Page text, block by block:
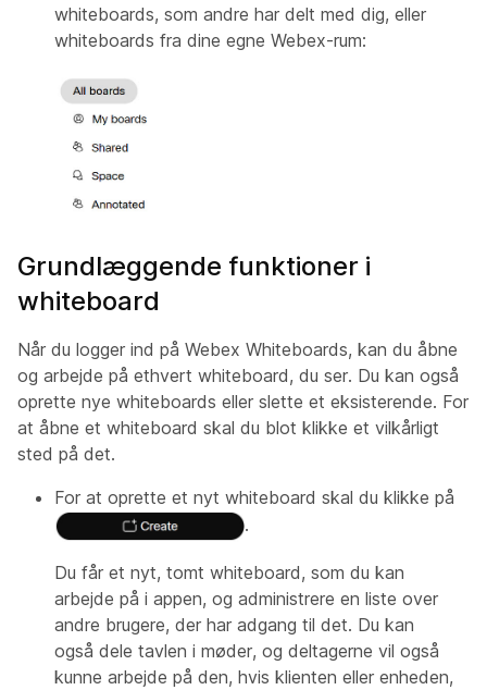
whiteboards, som andre har delt med dig, eller
whiteboards fra dine egne Webex-rum:
Grundlæggende funktioner i
whiteboard
Når du logger ind på Webex Whiteboards, kan du åbne
og arbejde på ethvert whiteboard, du ser. Du kan også
oprette nye whiteboards eller slette et eksisterende. For
at åbne et whiteboard skal du blot klikke et vilkårligt
sted på det.
For at oprette et nyt whiteboard skal du klikke på
.
Du får et nyt, tomt whiteboard, som du kan
arbejde på i appen, og administrere en liste over
andre brugere, der har adgang til det. Du kan
også dele tavlen i møder, og deltagerne vil også
kunne arbejde på den, hvis klienten eller enheden,